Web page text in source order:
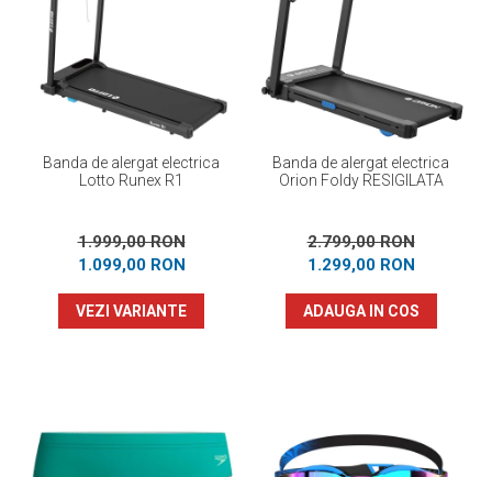
Banda de alergat electrica
Lotto Runex R1
1.999,00 RON
1.099,00 RON
VEZI VARIANTE
Banda de alergat electrica
Orion Foldy RESIGILATA
2.799,00 RON
1.299,00 RON
ADAUGA IN COS